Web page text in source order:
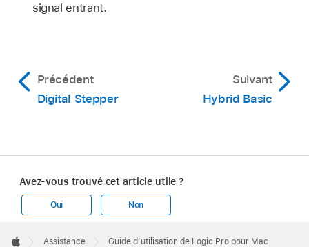
signal entrant.
Précédent
Digital Stepper
Suivant
Hybrid Basic
Avez-vous trouvé cet article utile ?
Oui Non
Footer
 Assistance Guide d’utilisation de Logic Pro pour Mac